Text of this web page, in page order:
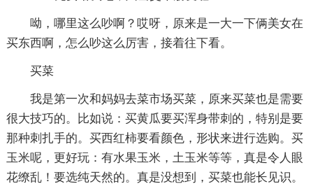
呦，哪里这么吵啊？哎呀，原来是一大一下俩美女在
买东西啊，怎么吵这么厉害，接着往下看。
买菜
我是第一次和妈妈去菜市场买菜，原来买菜也是需要
很大技巧的。比如说：买黄瓜要买浑身带刺的，特别是要
那种刺扎手的。买西红柿要看颜色，形状来进行选购。买
玉米呢，更好玩：有水果玉米，土玉米等等，真是令人眼
花缭乱！要选纯天然的。真是没想到，买菜也能长见识。